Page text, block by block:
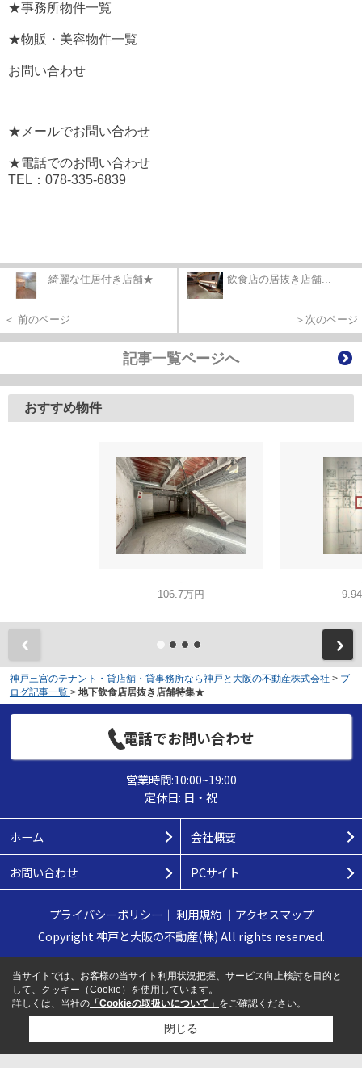
★事務所物件一覧
★物販・美容物件一覧
お問い合わせ
★メールでお問い合わせ
★電話でのお問い合わせ
TEL：078-335-6839
綺麗な住居付き店舗★
＜ 前のページ
飲食店の居抜き店舗...
＞次のページ
記事一覧ページへ
おすすめ物件
-
106.7万円
神戸三宮のテナント・貸店舗・貸事務所なら神戸と大阪の不動産株式会社 > ブ
ログ記事一覧 > 地下飲食店居抜き店舗特集★
電話でお問い合わせ
営業時間:10:00~19:00
定休日: 日・祝
ホーム 会社概要
お問い合わせ PCサイト
プライバシーポリシー ｜ 利用規約｜ アクセスマップ
Copyright 神戸と大阪の不動産(株) All rights reserved.
当サイトでは、お客様の当サイト利用状況把握、サービス向上検討を目的と
して、クッキー（Cookie）を使用しています。
詳しくは、当社の 「Cookieの取扱いについて」 をご確認ください。
閉じる